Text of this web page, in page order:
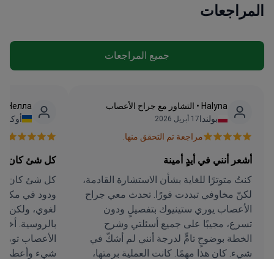
المراجعات
جميع المراجعات
Halyna • التشاور مع جراح الأعصاب
بولندا17 أبريل 2026
مراجعة تم التحقق منها.
أشعر أنني في أيدٍ أمينة
كنتُ متوترًا للغاية بشأن الاستشارة القادمة،
لكنّ مخاوفي تبددت فورًا. تحدث معي جراح
الأعصاب يوري ستينيوك بتفصيلٍ ودون
تسرع، مجيبًا على جميع أسئلتي وشرح
الخطة بوضوحٍ تامٍّ لدرجة أنني لم أشكّ في
شيء. كان هذا مهمًا. كانت العملية برمتها،
Нелла • التشاور مع جراح الأعصاب
كل شئ كان
كل شئ كان
ودود في
لغوي، ولكن
بالروسية.
الأعصاب
شيء وأعطى